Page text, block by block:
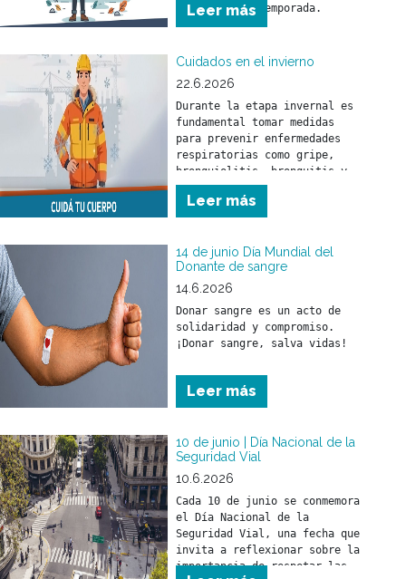
Leer más
Cuidados en el invierno
22.6.2026
Durante la etapa invernal es
fundamental tomar medidas
para prevenir enfermedades
respiratorias como gripe,
bronquiolitis, bronquitis y
neumonía. Estas pueden
afectar a toda la población
pero, fundamentalmente, a los
Leer más
14 de junio Día Mundial del
Donante de sangre
14.6.2026
Donar sangre es un acto de
solidaridad y compromiso.
¡Donar sangre, salva vidas!
Leer más
10 de junio | Día Nacional de la
Seguridad Vial
10.6.2026
Cada 10 de junio se conmemora
el Día Nacional de la
Seguridad Vial, una fecha que
invita a reflexionar sobre la
importancia de respetar las